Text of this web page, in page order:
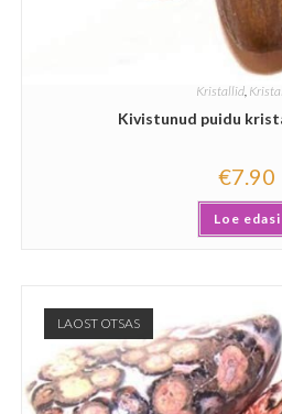
Kristallid
Kivistunud puidu
€7.90
Loe edasi
LAOST OTSAS